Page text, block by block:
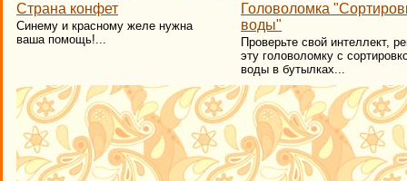
Страна конфет
Синему и красному желе нужна
ваша помощь!...
Головоломка
воды"
​Проверьте свой интеллект,
эту головоломку с
воды в бутылках...